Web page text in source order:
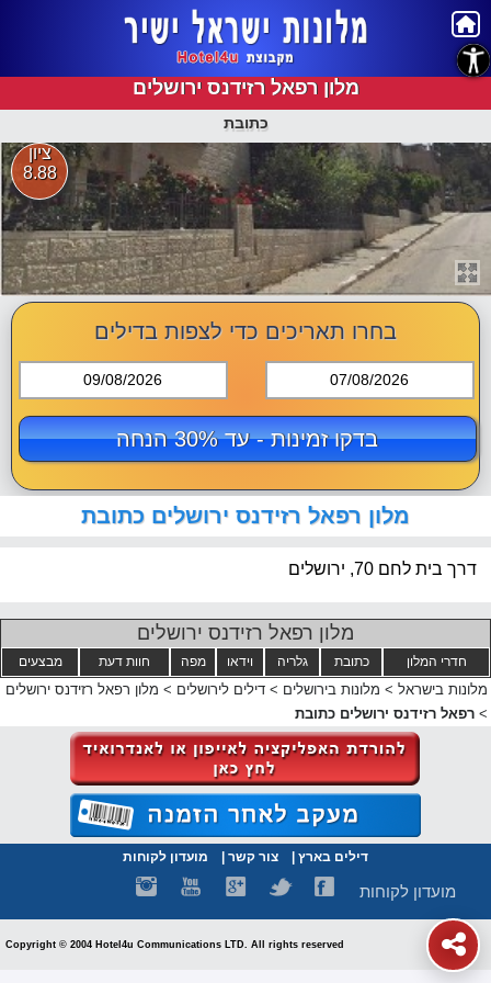
מלון רפאל רזידנס ירושלים
כתובת
ציון
8.88
בחרו תאריכים כדי לצפות בדילים
09/08/2026 07/08/2026
בדקו זמינות - עד 30% הנחה
מלון רפאל רזידנס ירושלים כתובת
דרך בית לחם 70, ירושלים
מלון רפאל רזידנס ירושלים
מבצעים חוות דעת מפה וידאו גלריה כתובת חדרי המלון
מלונות בישראל > מלונות בירושלים > דילים לירושלים > מלון רפאל רזידנס ירושלים
> רפאל רזידנס ירושלים כתובת
דילים בארץ צור קשר מועדון לקוחות
מועדון לקוחות
Copyright © 2004 Hotel4u Communications LTD. All rights reserved
נגישות